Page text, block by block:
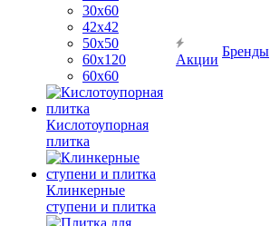
30х60
42х42
50х50
60х120
60х60
Кислотоупорная
плитка
Клинкерные
ступени и плитка
Акции
Бренды